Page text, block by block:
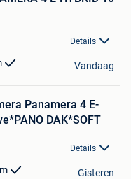
Details
Vandaag
Panamera 4 E-
DAK*SOFT
Details
Gisteren